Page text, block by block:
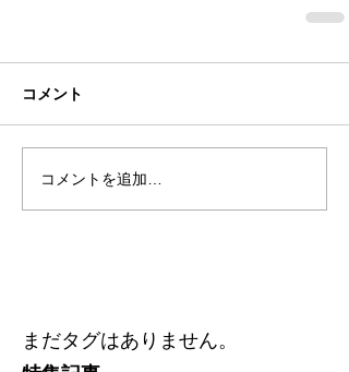
コメント
コメントを追加…
まだタグはありません。